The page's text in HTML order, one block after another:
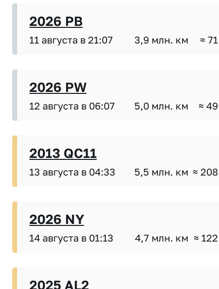
2026 PB
11 августа в 21:07 3,9 млн. км ≈
2026 PW
12 августа в 06:07 5,0 млн. км ≈
2013 QC11
13 августа в 04:33 5,5 млн. км ≈
2026 NY
14 августа в 01:13 4,7 млн. км ≈
2025 AL2